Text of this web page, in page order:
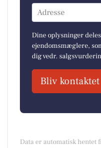
Adresse
Dine oplysninger
ejendomsmæglere,
dig vedr.
Bliv kontaktet
Data er automatisk